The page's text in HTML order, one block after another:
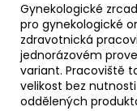
Gynekologické
pro gynekologické
zdravotnická
jednorázovém
variant. Pracoviště
velikost bez
oddělených